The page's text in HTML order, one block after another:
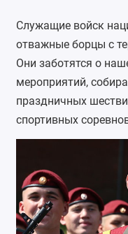
Служащие войск
отважные борцы с
Они заботятся о
мероприятий,
праздничных
спортивных